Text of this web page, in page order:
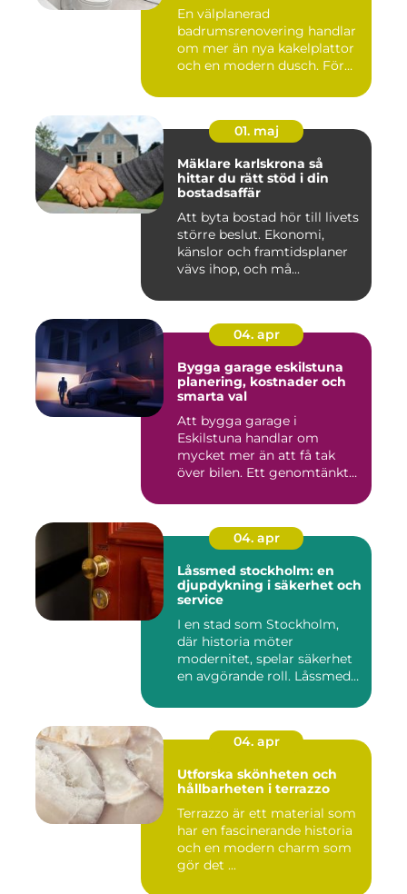
En välplanerad
badrumsrenovering handlar
om mer än nya kakelplattor
och en modern dusch. För
01. maj
Mäklare karlskrona så
hittar du rätt stöd i din
bostadsaffär
Att byta bostad hör till livets
större beslut. Ekonomi,
känslor och framtidsplaner
vävs ihop, och må...
04. apr
Bygga garage eskilstuna
planering, kostnader och
smarta val
Att bygga garage i
Eskilstuna handlar om
mycket mer än att få tak
över bilen. Ett genomtänkt
04. apr
Låssmed stockholm: en
djupdykning i säkerhet och
service
I en stad som Stockholm,
där historia möter
modernitet, spelar säkerhet
en avgörande roll. Låssmed
04. apr
Utforska skönheten och
hållbarheten i terrazzo
Terrazzo är ett material som
har en fascinerande historia
och en modern charm som
gör det ...